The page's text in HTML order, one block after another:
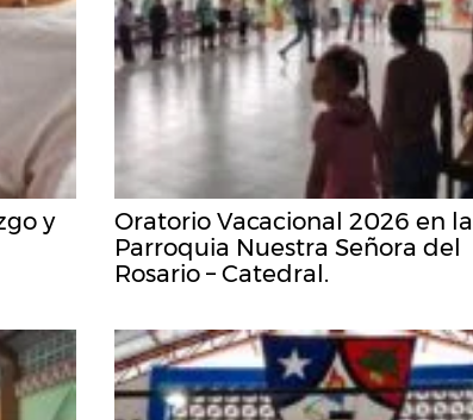
y
Oratorio Vacacional 2026 en la
Parroquia Nuestra Señora del
Rosario – Catedral.